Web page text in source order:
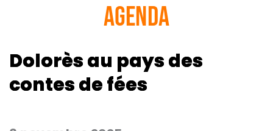
AGENDA
Dolorès au pays des
contes de fées